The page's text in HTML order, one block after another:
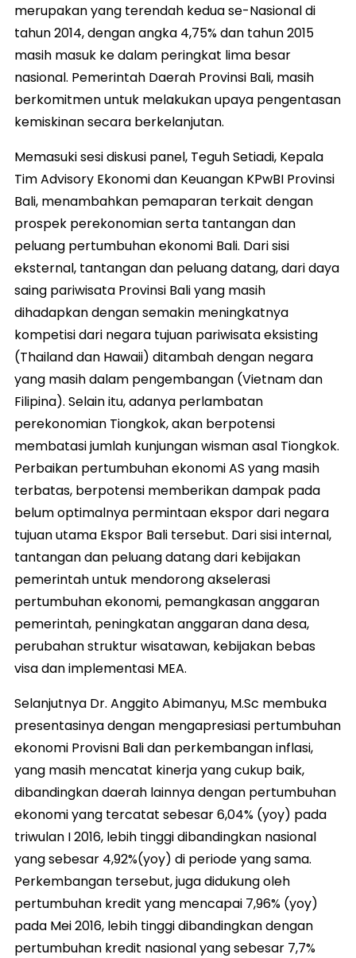
merupakan yang terendah kedua se-Nasional di
tahun 2014, dengan angka 4,75% dan tahun 2015
masih masuk ke dalam peringkat lima besar
nasional. Pemerintah Daerah Provinsi Bali, masih
berkomitmen untuk melakukan upaya pengentasan
kemiskinan secara berkelanjutan.
Memasuki sesi diskusi panel, Teguh Setiadi, Kepala
Tim Advisory Ekonomi dan Keuangan KPwBI Provinsi
Bali, menambahkan pemaparan terkait dengan
prospek perekonomian serta tantangan dan
peluang pertumbuhan ekonomi Bali. Dari sisi
eksternal, tantangan dan peluang datang, dari daya
saing pariwisata Provinsi Bali yang masih
dihadapkan dengan semakin meningkatnya
kompetisi dari negara tujuan pariwisata eksisting
(Thailand dan Hawaii) ditambah dengan negara
yang masih dalam pengembangan (Vietnam dan
Filipina). Selain itu, adanya perlambatan
perekonomian Tiongkok, akan berpotensi
membatasi jumlah kunjungan wisman asal Tiongkok.
Perbaikan pertumbuhan ekonomi AS yang masih
terbatas, berpotensi memberikan dampak pada
belum optimalnya permintaan ekspor dari negara
tujuan utama Ekspor Bali tersebut. Dari sisi internal,
tantangan dan peluang datang dari kebijakan
pemerintah untuk mendorong akselerasi
pertumbuhan ekonomi, pemangkasan anggaran
pemerintah, peningkatan anggaran dana desa,
perubahan struktur wisatawan, kebijakan bebas
visa dan implementasi MEA.
Selanjutnya Dr. Anggito Abimanyu, M.Sc membuka
presentasinya dengan mengapresiasi pertumbuhan
ekonomi Provisni Bali dan perkembangan inflasi,
yang masih mencatat kinerja yang cukup baik,
dibandingkan daerah lainnya dengan pertumbuhan
ekonomi yang tercatat sebesar 6,04% (yoy) pada
triwulan I 2016, lebih tinggi dibandingkan nasional
yang sebesar 4,92%(yoy) di periode yang sama.
Perkembangan tersebut, juga didukung oleh
pertumbuhan kredit yang mencapai 7,96% (yoy)
pada Mei 2016, lebih tinggi dibandingkan dengan
pertumbuhan kredit nasional yang sebesar 7,7%